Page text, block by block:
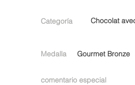
Categoría Chocolat
Medalla Gourmet Bronze
comentario especial